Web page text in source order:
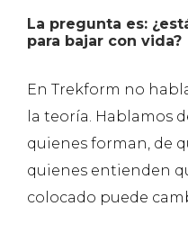
La pregunta es:
para bajar con vida?
En Trekform no
la teoría. Hablamos
quienes forman, de
quienes entienden
colocado puede